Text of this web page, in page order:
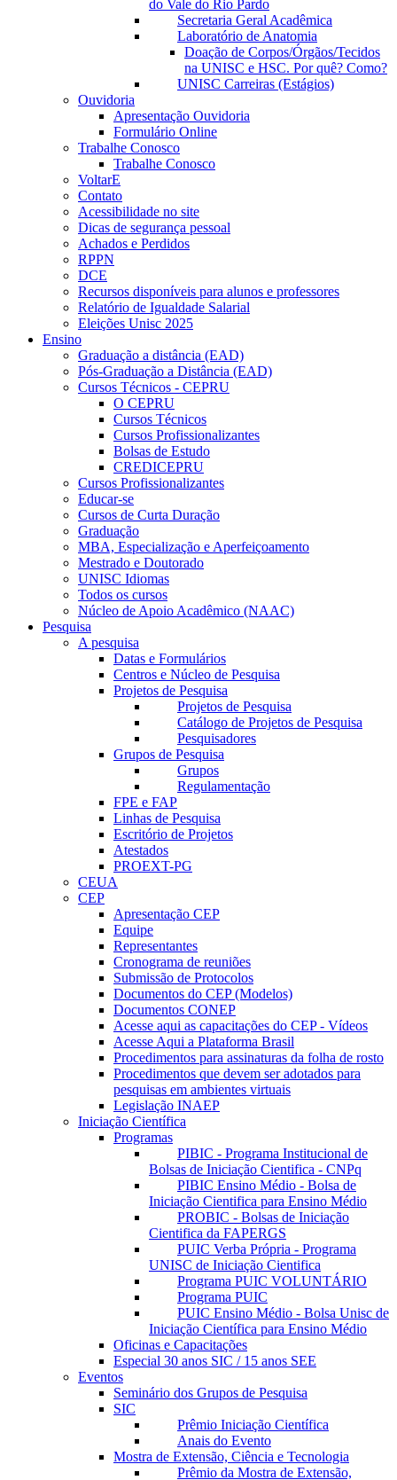
do Vale do Rio Pardo
Secretaria Geral Acadêmica
Laboratório de Anatomia
Doação de Corpos/Órgãos/Tecidos
na UNISC e HSC. Por quê? Como?
UNISC Carreiras (Estágios)
Ouvidoria
Apresentação Ouvidoria
Formulário Online
Trabalhe Conosco
Trabalhe Conosco
VoltarE
Contato
Acessibilidade no site
Dicas de segurança pessoal
Achados e Perdidos
RPPN
DCE
Recursos disponíveis para alunos e professores
Relatório de Igualdade Salarial
Eleições Unisc 2025
Ensino
Graduação a distância (EAD)
Pós-Graduação a Distância (EAD)
Cursos Técnicos - CEPRU
O CEPRU
Cursos Técnicos
Cursos Profissionalizantes
Bolsas de Estudo
CREDICEPRU
Cursos Profissionalizantes
Educar-se
Cursos de Curta Duração
Graduação
MBA, Especialização e Aperfeiçoamento
Mestrado e Doutorado
UNISC Idiomas
Todos os cursos
Núcleo de Apoio Acadêmico (NAAC)
Pesquisa
A pesquisa
Datas e Formulários
Centros e Núcleo de Pesquisa
Projetos de Pesquisa
Projetos de Pesquisa
Catálogo de Projetos de Pesquisa
Pesquisadores
Grupos de Pesquisa
Grupos
Regulamentação
FPE e FAP
Linhas de Pesquisa
Escritório de Projetos
Atestados
PROEXT-PG
CEUA
CEP
Apresentação CEP
Equipe
Representantes
Cronograma de reuniões
Submissão de Protocolos
Documentos do CEP (Modelos)
Documentos CONEP
Acesse aqui as capacitações do CEP - Vídeos
Acesse Aqui a Plataforma Brasil
Procedimentos para assinaturas da folha de rosto
Procedimentos que devem ser adotados para
pesquisas em ambientes virtuais
Legislação INAEP
Iniciação Científica
Programas
PIBIC - Programa Institucional de
Bolsas de Iniciação Cientifica - CNPq
PIBIC Ensino Médio - Bolsa de
Iniciação Cientifica para Ensino Médio
PROBIC - Bolsas de Iniciação
Cientifica da FAPERGS
PUIC Verba Própria - Programa
UNISC de Iniciação Cientifica
Programa PUIC VOLUNTÁRIO
Programa PUIC
PUIC Ensino Médio - Bolsa Unisc de
Iniciação Científica para Ensino Médio
Oficinas e Capacitações
Especial 30 anos SIC / 15 anos SEE
Eventos
Seminário dos Grupos de Pesquisa
SIC
Prêmio Iniciação Científica
Anais do Evento
Mostra de Extensão, Ciência e Tecnologia
Prêmio da Mostra de Extensão,